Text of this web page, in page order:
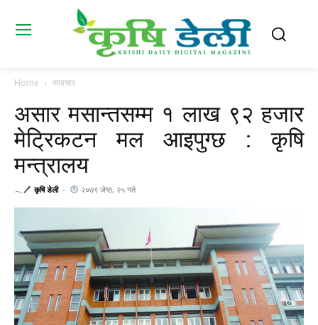
Home समाचार
असार मसान्तसम्म १ लाख ९२ हजार
मेट्रिकटन मल आइपुग्छ : कृषि
मन्त्रालय
𓂃🖊 कृषि डेली - २०७९ जेष्ठ, २५ गते